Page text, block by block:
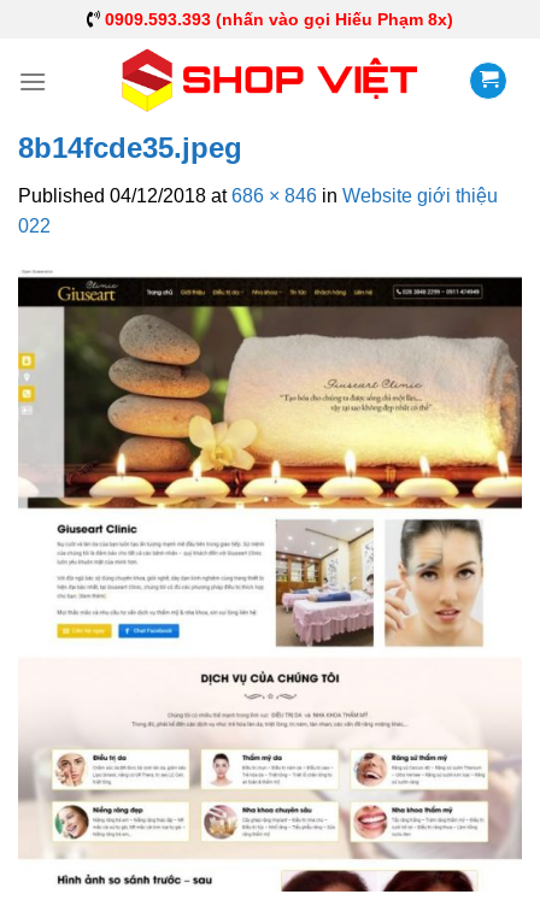
0909.593.393 (nhấn vào gọi Hiếu Phạm 8x)
8b14fcde35.jpeg
Published 04/12/2018 at686 × 846 in Website giới thiệu
022